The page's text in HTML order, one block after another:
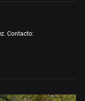
Contacto: